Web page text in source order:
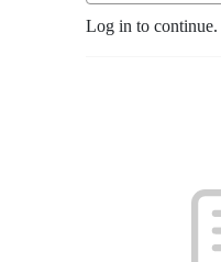
Log in to continue.